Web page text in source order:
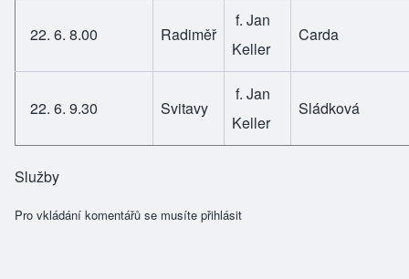
22. 6. 8.00 Radiměř
f. Jan
Keller
Carda
22. 6. 9.30 Svitavy
f. Jan
Keller
Sládková
Služby
Pro vkládání komentářů se musíte přihlásit